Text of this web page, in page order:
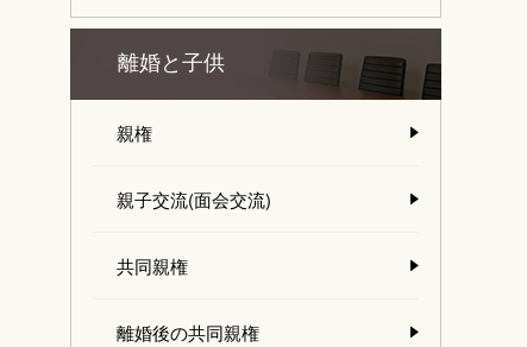
離婚と子供
親権
親子交流(面会交流)
共同親権
離婚後の共同親権